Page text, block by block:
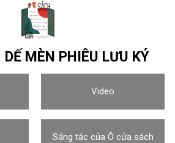
DẾ MÈN PHIÊU LƯU KÝ
Video
Sáng tác của Ô cửa sách